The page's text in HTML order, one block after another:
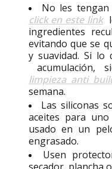
No les
click en este link
ingredientes
evitando que se
y suavidad. Si lo
acumulación,
limpieza anti
semana.
Las siliconas
aceites para
usado en un
engrasado.
Usen